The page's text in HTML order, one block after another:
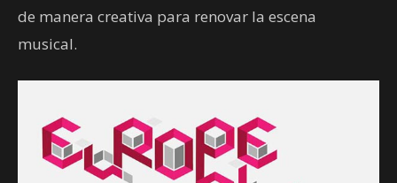
de manera creativa para renovar la escena
musical.